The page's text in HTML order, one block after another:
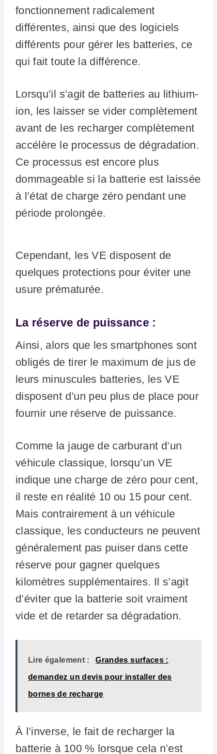
fonctionnement radicalement
différentes, ainsi que des logiciels
différents pour gérer les batteries, ce
qui fait toute la différence.
Lorsqu’il s’agit de batteries au lithium-
ion, les laisser se vider complètement
avant de les recharger complètement
accélère le processus de dégradation.
Ce processus est encore plus
dommageable si la batterie est laissée
à l’état de charge zéro pendant une
période prolongée.
Cependant, les VE disposent de
quelques protections pour éviter une
usure prématurée.
La réserve de puissance :
Ainsi, alors que les smartphones sont
obligés de tirer le maximum de jus de
leurs minuscules batteries, les VE
disposent d’un peu plus de place pour
fournir une réserve de puissance.
Comme la jauge de carburant d’un
véhicule classique, lorsqu’un VE
indique une charge de zéro pour cent,
il reste en réalité 10 ou 15 pour cent.
Mais contrairement à un véhicule
classique, les conducteurs ne peuvent
généralement pas puiser dans cette
réserve pour gagner quelques
kilomètres supplémentaires. Il s’agit
d’éviter que la batterie soit vraiment
vide et de retarder sa dégradation.
Lire également : Grandes surfaces :
demandez un devis pour installer des
bornes de recharge
À l’inverse, le fait de recharger la
batterie à 100 % lorsque cela n’est